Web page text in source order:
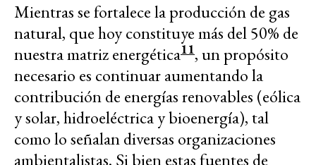
Mientras se fortalece la producción de gas
natural, que hoy constituye más del 50% de
nuestra matriz energética11, un propósito
necesario es continuar aumentando la
contribución de energías renovables (eólica
y solar, hidroeléctrica y bioenergía), tal
como lo señalan diversas organizaciones
ambientalistas. Si bien estas fuentes de